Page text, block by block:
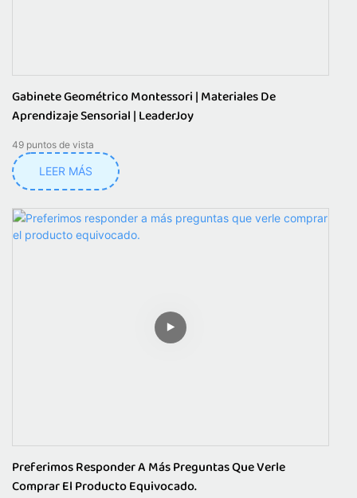
Gabinete Geométrico Montessori | Materiales De
Aprendizaje Sensorial | LeaderJoy
49 puntos de vista
LEER MÁS
Preferimos Responder A Más Preguntas Que Verle
Comprar El Producto Equivocado.